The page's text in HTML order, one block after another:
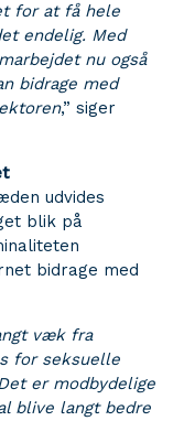
for at få hele
endelig. Med
nu også
bidrage med
,” siger
udvides
blik på
bidrage med
væk fra
for seksuelle
er modbydelige
blive langt bedre